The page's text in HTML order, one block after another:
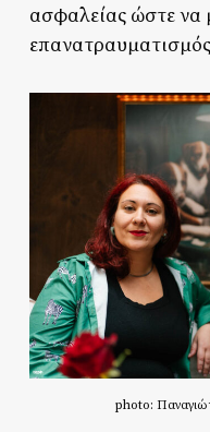
ασφαλείας ώστε να
photo: